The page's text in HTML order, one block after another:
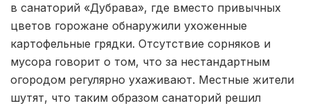
в санаторий «Дубрава», где вместо привычных
цветов горожане обнаружили ухоженные
картофельные грядки. Отсутствие сорняков и
мусора говорит о том, что за нестандартным
огородом регулярно ухаживают. Местные жители
шутят, что таким образом санаторий решил